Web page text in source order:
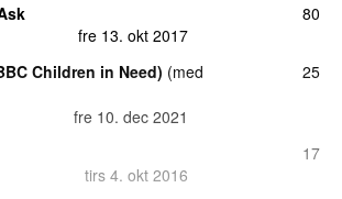
fre 13. okt 2017
80
Children in Need) (med
fre 10. dec 2021
25
tirs 4. okt 2016
17